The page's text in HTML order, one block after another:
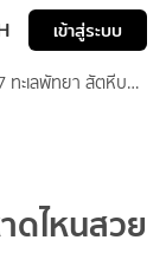
เข้าสู่ระบบ
ทะเลพัทยา สัตหีบ
ดไหนสวย